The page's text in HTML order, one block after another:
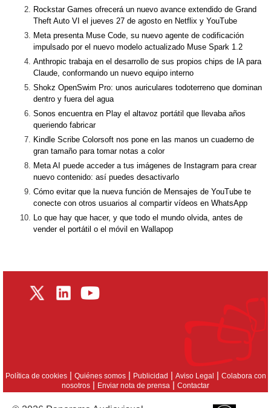
Rockstar Games ofrecerá un nuevo avance extendido de Grand
Theft Auto VI el jueves 27 de agosto en Netflix y YouTube
Meta presenta Muse Code, su nuevo agente de codificación
impulsado por el nuevo modelo actualizado Muse Spark 1.2
Anthropic trabaja en el desarrollo de sus propios chips de IA para
Claude, conformando un nuevo equipo interno
Shokz OpenSwim Pro: unos auriculares todoterreno que dominan
dentro y fuera del agua
Sonos encuentra en Play el altavoz portátil que llevaba años
queriendo fabricar
Kindle Scribe Colorsoft nos pone en las manos un cuaderno de
gran tamaño para tomar notas a color
Meta AI puede acceder a tus imágenes de Instagram para crear
nuevo contenido: así puedes desactivarlo
Cómo evitar que la nueva función de Mensajes de YouTube te
conecte con otros usuarios al compartir vídeos en WhatsApp
Lo que hay que hacer, y que todo el mundo olvida, antes de
vender el portátil o el móvil en Wallapop
Política de cookies| Quiénes somos| Publicidad | Aviso Legal | Colabora con
nosotros | Enviar nota de prensa | Contactar